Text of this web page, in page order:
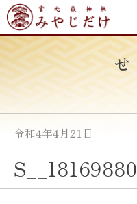
Skip
to
content
お知らせ
令和4年4月21日
S__18169880